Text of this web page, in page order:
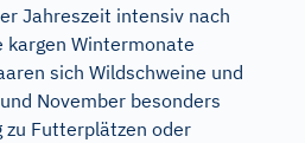
Jahreszeit intensiv nach
kargen Wintermonate
sich Wildschweine und
November besonders
zu Futterplätzen oder